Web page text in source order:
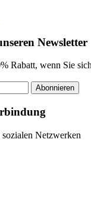
Newsletter
Rabatt, wenn Sie
Abonnieren
Netzwerken